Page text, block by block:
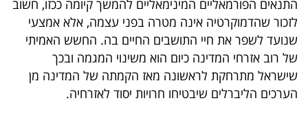
התנאים הפורמאליים המינימאליים להמשך קיומה ככזו, חשוב
לזכור שהדמוקרטיה אינה מטרה בפני עצמה, אלא אמצעי
שנועד לשפר את חיי התושבים החיים בה. החשש האמיתי
של רוב אזרחי המדינה כיום הוא משינוי המגמה ובכך
שישראל מתרחקת לראשונה מאז הקמתה של המדינה מן
הערכים הליברלים שיבטיחו חרויות יסוד לאזרחיה.